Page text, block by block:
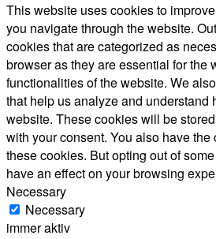
This website uses cookies to
you navigate through the website.
cookies that are categorized as
browser as they are essential for the
functionalities of the website. We
that help us analyze and understand
website. These cookies will be
with your consent. You also have the
these cookies. But opting out of
have an effect on your browsing
Necessary
Necessary
immer aktiv